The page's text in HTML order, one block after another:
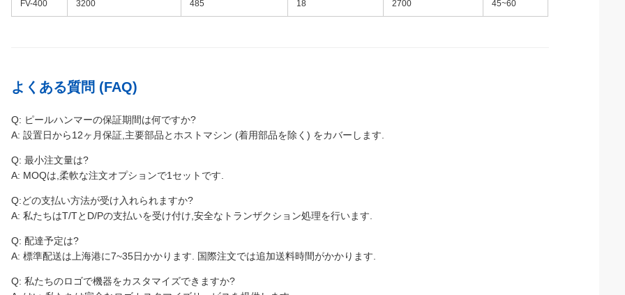
FV-400 3200 485 18 2700 45~60
よくある質問 (FAQ)
Q: ピールハンマーの保証期間は何ですか?
A: 設置日から12ヶ月保証,主要部品とホストマシン (着用部品を除く) をカバーします.
Q: 最小注文量は?
A: MOQは,柔軟な注文オプションで1セットです.
Q:どの支払い方法が受け入れられますか?
A: 私たちはT/TとD/Pの支払いを受け付け,安全なトランザクション処理を行います.
Q: 配達予定は?
A: 標準配送は上海港に7~35日かかります. 国際注文では追加送料時間がかかります.
Q: 私たちのロゴで機器をカスタマイズできますか?